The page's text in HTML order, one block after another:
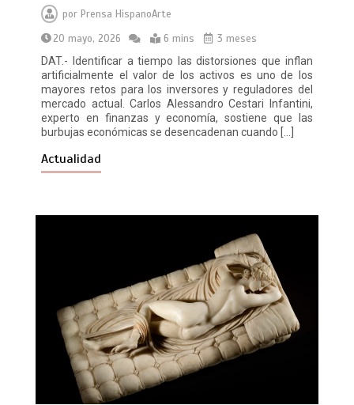
porPrensa HispanoArte
20 mayo, 2026
6 mins
3 meses
DAT.- Identificar a tiempo las distorsiones que inflan
artificialmente el valor de los activos es uno de los
mayores retos para los inversores y reguladores del
mercado actual. Carlos Alessandro Cestari Infantini,
experto en finanzas y economía, sostiene que las
burbujas económicas se desencadenan cuando […]
Actualidad